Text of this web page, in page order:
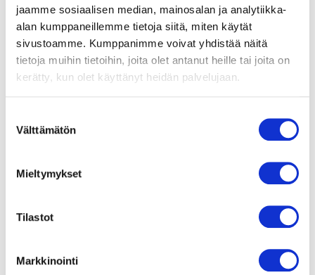
jaamme sosiaalisen median, mainosalan ja analytiikka-
alan kumppaneillemme tietoja siitä, miten käytät
sivustoamme. Kumppanimme voivat yhdistää näitä
tietoja muihin tietoihin, joita olet antanut heille tai joita on
kerätty, kun olet käyttänyt heidän palvelujaan.
valinta
Välttämätön
Mieltymykset
Tilastot
Markkinointi
aerodynamiikan ansiosta
puhaltimemme on viimeistelty
viimeistä yksityiskohtaa myöten –
jotta voit luottaa sataprosenttisesti
ilmankäsittelykoneesi luotettavaan
suorituskykyyn. Toimitamme
mittauksia ensimmäisestä
Näin varmistamme huippulaadun
kestävän luottamuspohjan, jotta
kanssamme. Sekä tänään että